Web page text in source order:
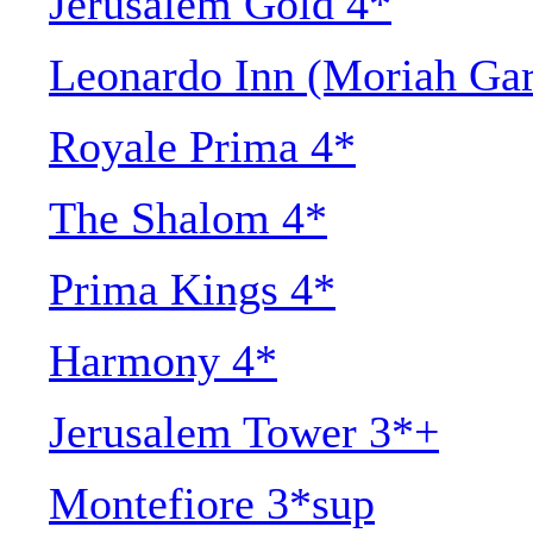
Leonardo Inn (Moriah
Royale Prima 4*
The Shalom 4*
Prima Kings 4*
Harmony 4*
Jerusalem Tower 3*+
Montefiore 3*sup